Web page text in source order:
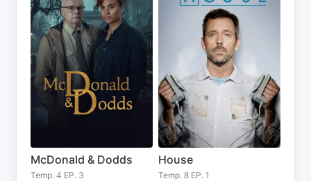
McDonald & Dodds
Temp. 4 EP. 3
House
Temp. 8 EP. 1